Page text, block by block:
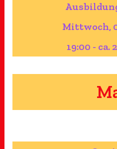
Mittwoch,
19:00 - ca.